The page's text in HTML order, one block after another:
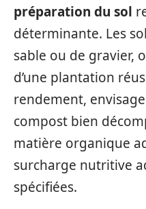
préparation du sol
déterminante. Les
sable ou de gravier,
d’une plantation
rendement,
compost bien
matière organique
surcharge nutritive
spécifiées.